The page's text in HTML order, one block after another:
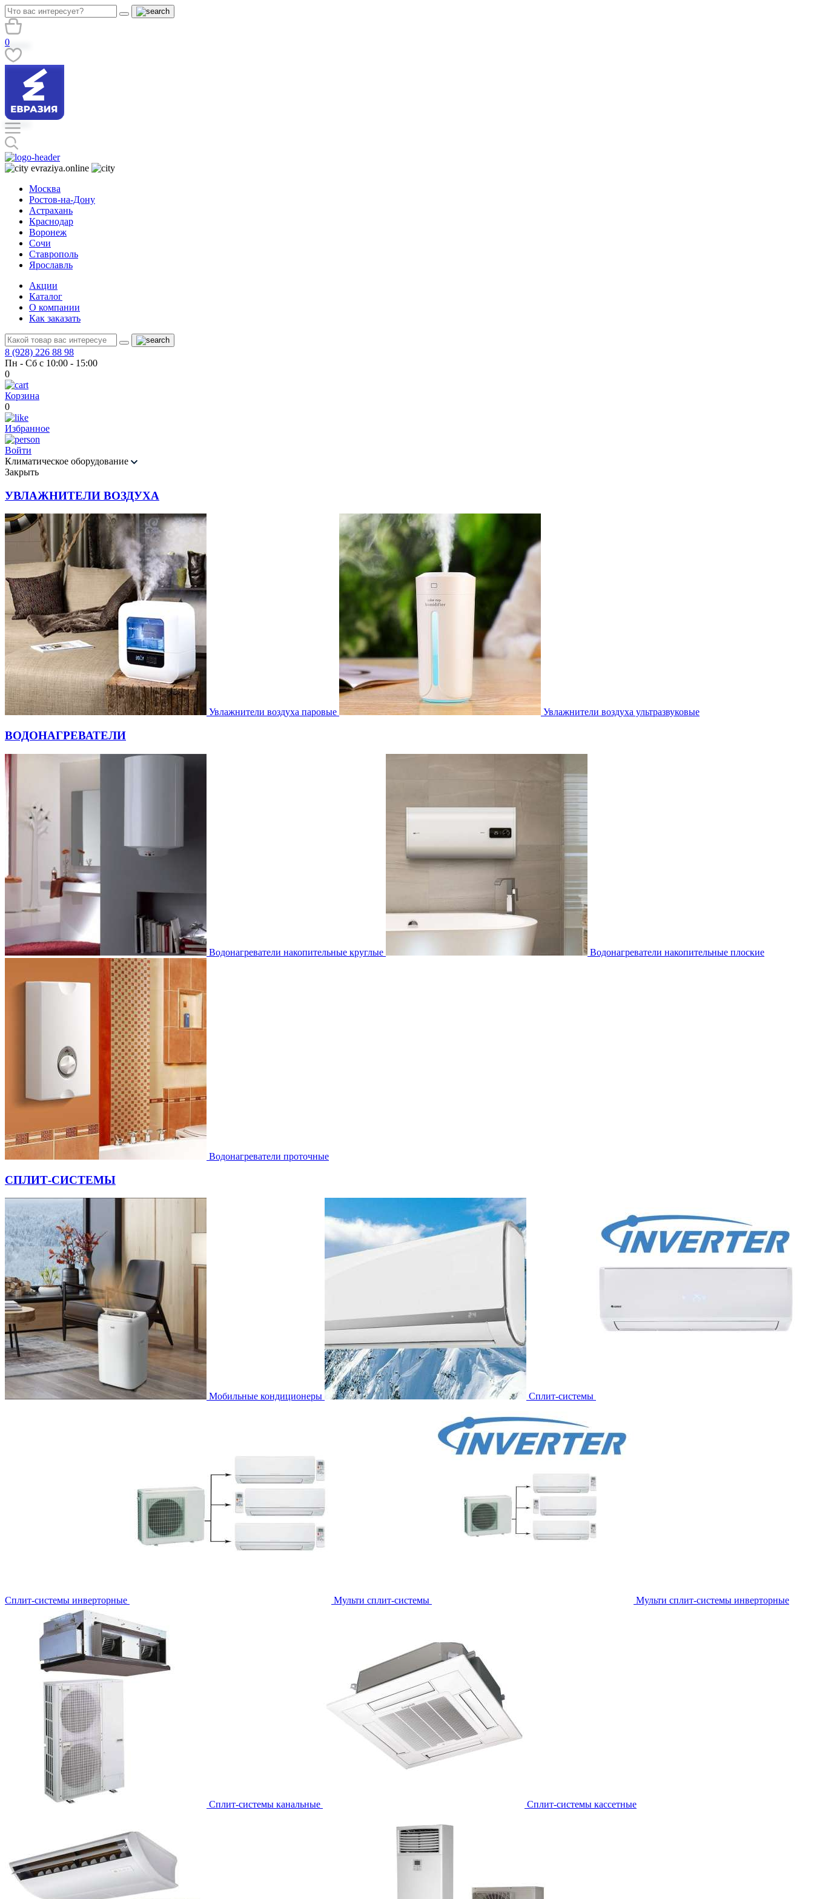
0
evraziya.online
Москва
Ростов-на-Дону
Астрахань
Краснодар
Воронеж
Сочи
Ставрополь
Ярославль
Акции
Каталог
О компании
Как заказать
8 (928) 226 88 98
Пн - Сб с 10:00 - 15:00
0
Корзина
0
Избранное
Войти
Климатическое оборудование
Закрыть
УВЛАЖНИТЕЛИ ВОЗДУХА
Увлажнители воздуха паровые Увлажнители воздуха ультразвуковые
ВОДОНАГРЕВАТЕЛИ
Водонагреватели накопительные круглые Водонагреватели накопительные плоские
Водонагреватели проточные
СПЛИТ-СИСТЕМЫ
Мобильные кондиционеры Сплит-системы
Сплит-системы инверторные Мульти сплит-системы Мульти сплит-системы инверторные
Сплит-системы канальные Сплит-системы кассетные